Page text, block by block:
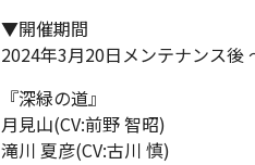
▼開催期間
2024年3月20日メンテナンス後
『深緑の道』
月見山(CV:前野 智昭)
滝川 夏彦(CV:古川 慎)